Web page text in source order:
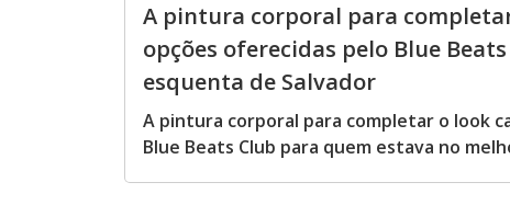
A pintura corporal para
opções oferecidas pelo Blue
esquenta de Salvador
A pintura corporal para completar o look
Blue Beats Club para quem estava no